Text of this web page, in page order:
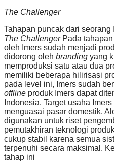
The Challenger
Tahapan puncak dari
The ChallengerPada tahapan
oleh Imers sudah menjadi
didorong oleh branding yang
memproduksi satu atau dua
memiliki beberapa hilirisasi
pada level ini, Imers sudah
offline produk Imers dapat
Indonesia. Target usaha
menguasai pasar domestik.
digunakan untuk riset
pemutakhiran teknologi
cukup stabil karena semua
terpenuhi secara maksimal.
tahap ini